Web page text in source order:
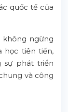
quốc tế của
không ngừng
học tiên tiến,
sự phát triển
và công